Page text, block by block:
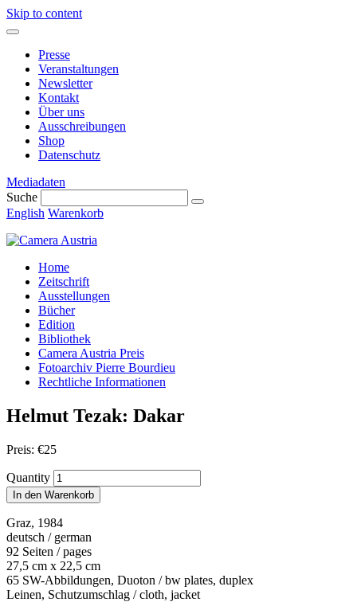
Skip to content
Presse
Veranstaltungen
Newsletter
Kontakt
Über uns
Ausschreibungen
Shop
Datenschutz
Mediadaten
Suche
English Warenkorb
Home
Zeitschrift
Ausstellungen
Bücher
Edition
Bibliothek
Camera Austria Preis
Fotoarchiv Pierre Bourdieu
Rechtliche Informationen
Helmut Tezak: Dakar
Preis: €25
Quantity
In den Warenkorb
Graz, 1984
deutsch / german
92 Seiten / pages
27,5 cm x 22,5 cm
65 SW-Abbildungen, Duoton / bw plates, duplex
Leinen, Schutzumschlag / cloth, jacket